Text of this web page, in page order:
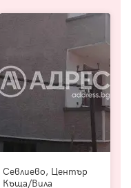
Севлиево, Център
Къща/Вила